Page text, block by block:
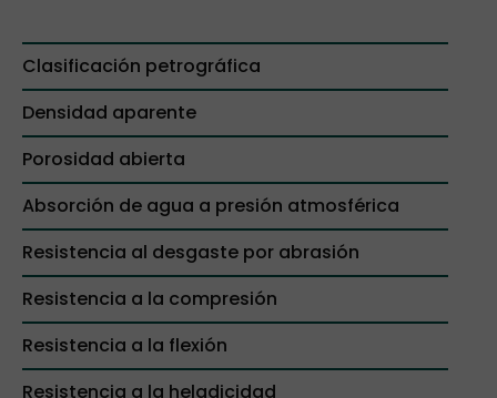
Clasificación petrográfica
Densidad aparente
Porosidad abierta
Absorción de agua a presión atmosférica
Resistencia al desgaste por abrasión
Resistencia a la compresión
Resistencia a la flexión
Resistencia a la heladicidad